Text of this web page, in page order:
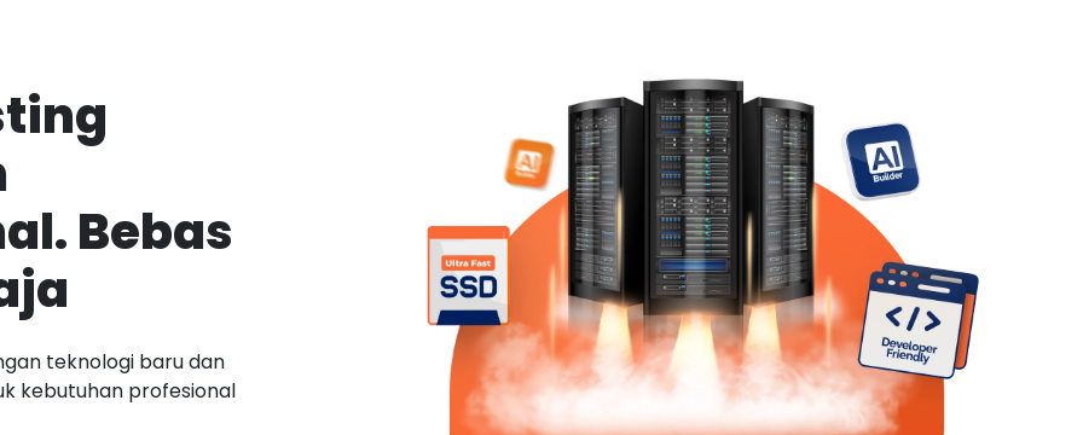
Bebas
teknologi baru dan
kebutuhan profesional